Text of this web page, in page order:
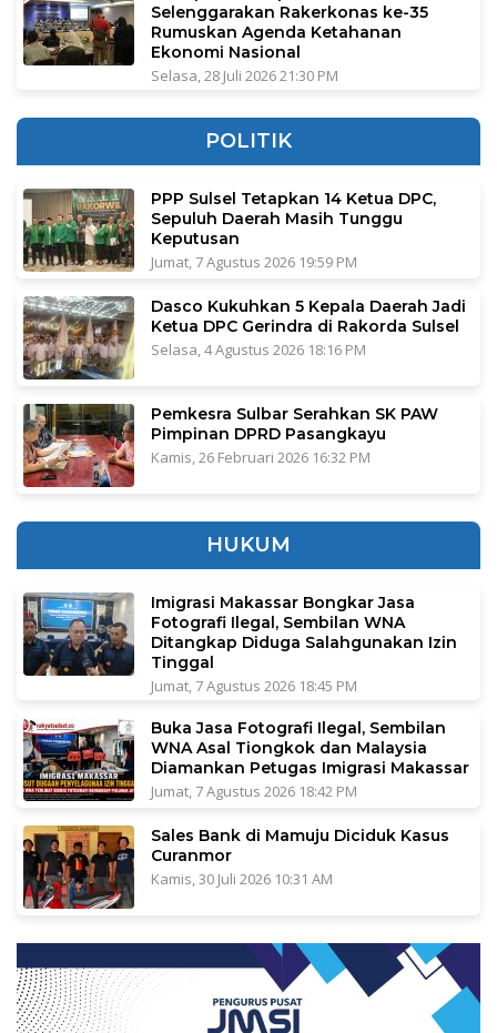
Selenggarakan Rakerkonas ke-35
Rumuskan Agenda Ketahanan
Ekonomi Nasional
Selasa, 28 Juli 2026 21:30 PM
POLITIK
PPP Sulsel Tetapkan 14 Ketua DPC,
Sepuluh Daerah Masih Tunggu
Keputusan
Jumat, 7 Agustus 2026 19:59 PM
Dasco Kukuhkan 5 Kepala Daerah Jadi
Ketua DPC Gerindra di Rakorda Sulsel
Selasa, 4 Agustus 2026 18:16 PM
Pemkesra Sulbar Serahkan SK PAW
Pimpinan DPRD Pasangkayu
Kamis, 26 Februari 2026 16:32 PM
HUKUM
Imigrasi Makassar Bongkar Jasa
Fotografi Ilegal, Sembilan WNA
Ditangkap Diduga Salahgunakan Izin
Tinggal
Jumat, 7 Agustus 2026 18:45 PM
Buka Jasa Fotografi Ilegal, Sembilan
WNA Asal Tiongkok dan Malaysia
Diamankan Petugas Imigrasi Makassar
Jumat, 7 Agustus 2026 18:42 PM
Sales Bank di Mamuju Diciduk Kasus
Curanmor
Kamis, 30 Juli 2026 10:31 AM